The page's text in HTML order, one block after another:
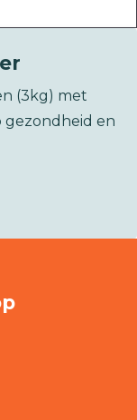
(3kg) met
en